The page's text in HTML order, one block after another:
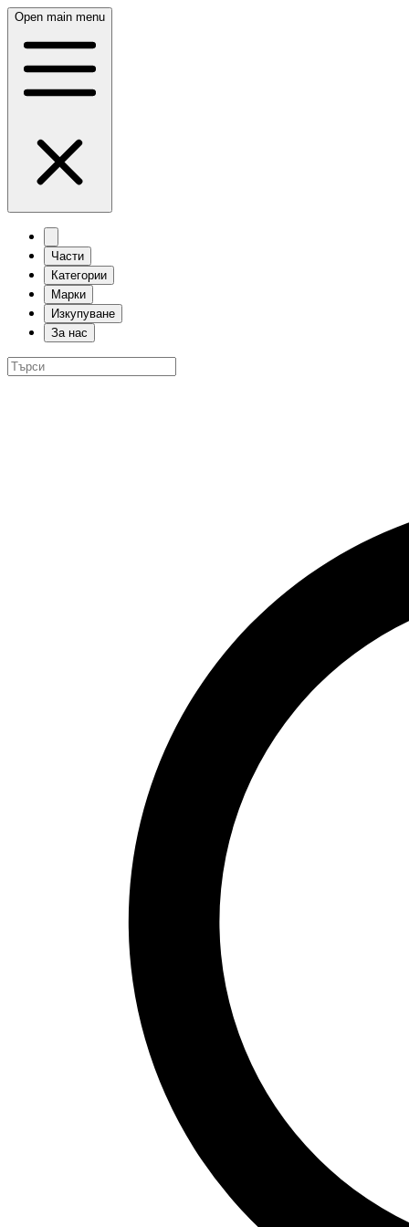
Open main menu
Части
Категории
Марки
Изкупуване
За нас